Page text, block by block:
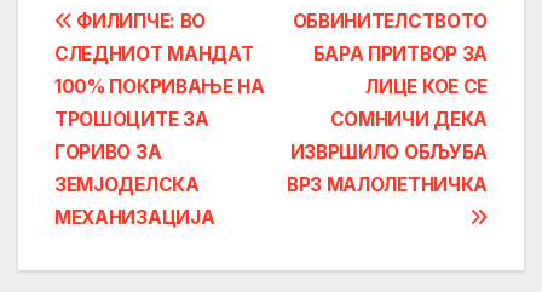
Post
navigation
ОБВИНИТЕЛСТВОТО
БАРА ПРИТВОР ЗА
ЛИЦЕ КОЕ СЕ
СОМНИЧИ ДЕКА
ИЗВРШИЛО ОБЉУБА
ВРЗ МАЛОЛЕТНИЧКА
ФИЛИПЧЕ: ВО
СЛЕДНИОТ МАНДАТ
100% ПОКРИВАЊЕ НА
ТРОШОЦИТЕ ЗА
ГОРИВО ЗА
ЗЕМЈОДЕЛСКА
МЕХАНИЗАЦИЈА